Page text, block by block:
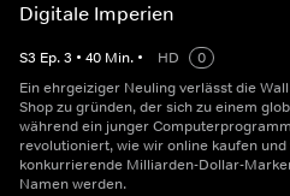
Digitale Imperien
S3 Ep.3 • 40 Min. • HD
0
Ein ehrgeiziger Neuling verlässt die
Shop zu gründen, der sich zu einem
während ein junger
revolutioniert, wie wir online kaufen
konkurrierende Milliarden-Dollar-
Namen werden.